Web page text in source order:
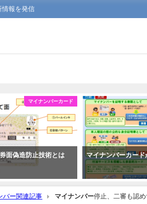
情報を発信
マイナンバーカード
面偽造防止技術とは マイナンバーカー
バー関連記事 マイナンバー停止、二審も認め